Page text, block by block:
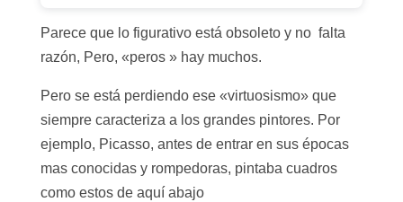
Parece que lo figurativo está obsoleto y no falta
razón, Pero, «peros » hay muchos.
Pero se está perdiendo ese «virtuosismo» que
siempre caracteriza a los grandes pintores. Por
ejemplo, Picasso, antes de entrar en sus épocas
mas conocidas y rompedoras, pintaba cuadros
como estos de aquí abajo